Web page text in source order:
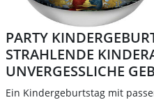
PARTY
STRAHLENDE
UNVERGESSLICHE
Ein Kindergeburtstag mit